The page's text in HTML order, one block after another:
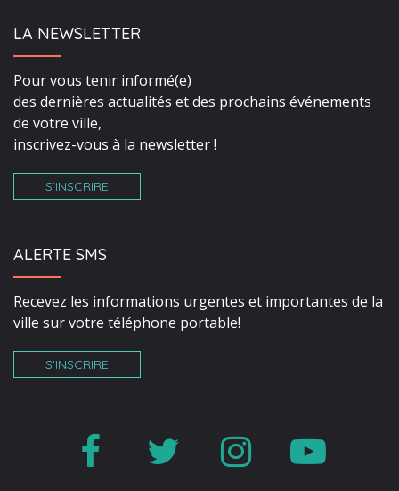
LA NEWSLETTER
Pour vous tenir informé(e)
des dernières actualités et des prochains événements
de votre ville,
inscrivez-vous à la newsletter !
S’INSCRIRE
ALERTE SMS
Recevez les informations urgentes et importantes de la
ville sur votre téléphone portable!
S’INSCRIRE
Lien Lien Lien